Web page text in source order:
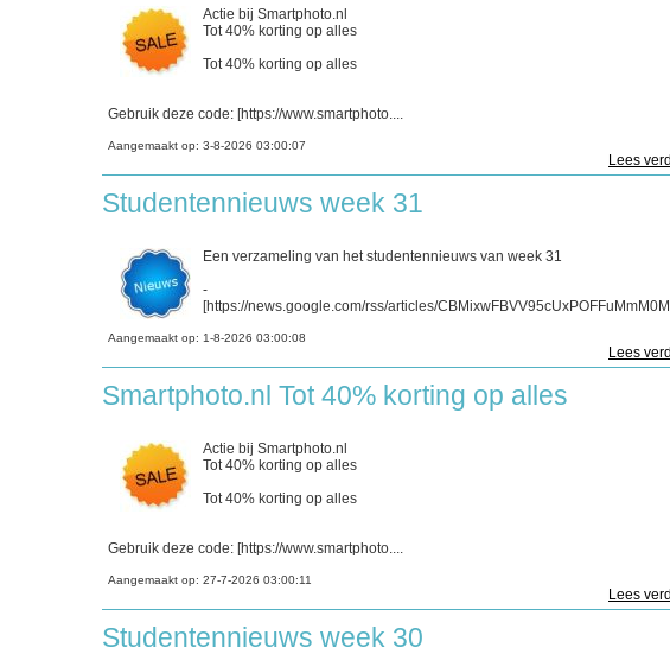
Actie bij Smartphoto.nl
Tot 40% korting op alles
Tot 40% korting op alles
Gebruik deze code: [https://www.smartphoto....
Aangemaakt op: 3-8-2026 03:00:07
Lees
Studentennieuws week 31
Een verzameling van het studentennieuws van week 31
-
[https://news.google.com/rss/articles/
Aangemaakt op: 1-8-2026 03:00:08
Lees
Smartphoto.nl Tot 40% korting op alles
Actie bij Smartphoto.nl
Tot 40% korting op alles
Tot 40% korting op alles
Gebruik deze code: [https://www.smartphoto....
Aangemaakt op: 27-7-2026 03:00:11
Lees
Studentennieuws week 30